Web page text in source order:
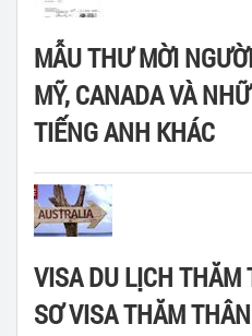
MẪU THƯ MỜI
MỸ, CANADA VÀ
TIẾNG ANH KHÁC
VISA DU LỊCH THĂM
SƠ VISA THĂM